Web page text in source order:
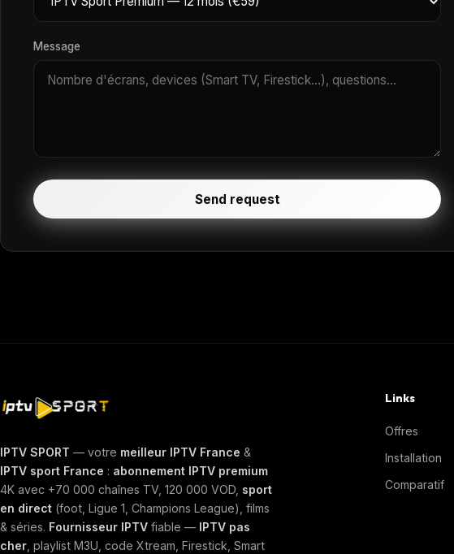
Message
Send request
IPTV SPORT — votre meilleur IPTV France &
IPTV sport France : abonnement IPTV premium
4K avec +70 000 chaînes TV, 120 000 VOD, sport
en direct (foot, Ligue 1, Champions League), films
& séries. Fournisseur IPTV fiable — IPTV pas
cher , playlist M3U, code Xtream, Firestick, Smart
Links
Offres
Installation
Comparatif